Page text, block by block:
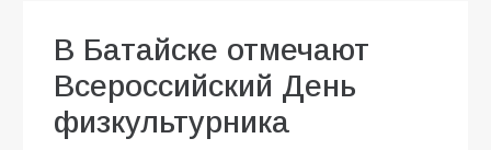
В Батайске отмечают
Всероссийский День
физкультурника